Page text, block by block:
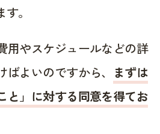
。
用やスケジュールなどの詳
よいのですから、 まずは
と」に対する同意を得てお